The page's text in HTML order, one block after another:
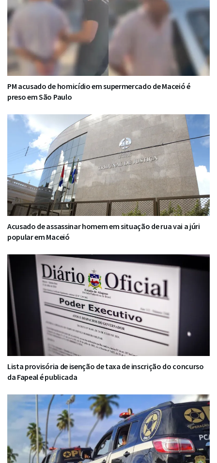
PM acusado de homicídio em supermercado de Maceió é
preso em São Paulo
Acusado de assassinar homem em situação de rua vai a júri
popular em Maceió
Lista provisória de isenção de taxa de inscrição do concurso
da Fapeal é publicada